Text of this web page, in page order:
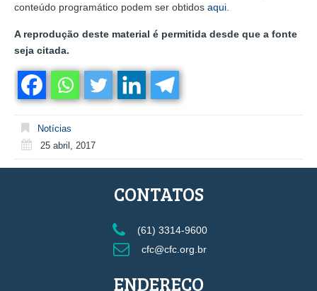
conteúdo programático podem ser obtidos aqui.
A reprodução deste material é permitida desde que a fonte
seja citada.
Notícias
25 abril, 2017
CONTATOS
(61) 3314-9600
cfc@cfc.org.br
ENDEREÇO